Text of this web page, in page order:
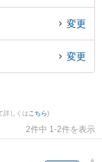
きる田辺市内の弁護士
めです。
変更
変更
詳しくは こちら)
2件中 1-2件を表示